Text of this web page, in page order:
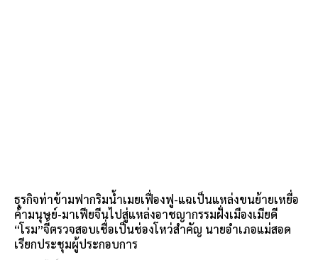
ธุรกิจท่าข้ามฟากริมน้ำเมยเฟื่องฟู-แฉเป็นแหล่งขนย้ายเหยื่อ
ค้ามนุษย์-มาเฟียจีนไปสู่แหล่งอาชญากรรมฝั่งเมืองเมียดี
“โรม”จี้ตรวจสอบเชื่อเป็นช่องโหว่สำคัญ นายอำเภอแม่สอด
เรียกประชุมผู้ประกอบการ